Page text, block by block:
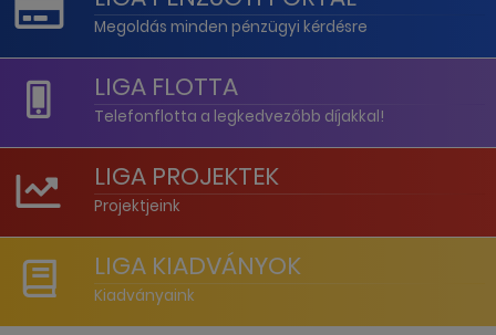
Megoldás minden pénzügyi kérdésre
LIGA FLOTTA
Telefonflotta a legkedvezőbb díjakkal!
LIGA PROJEKTEK
Projektjeink
LIGA KIADVÁNYOK
Kiadványaink